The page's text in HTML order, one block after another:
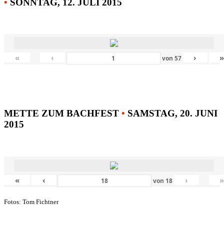
« ‹ von 57 › »
METTE ZUM BACHFEST • SAMSTAG, 20. JUNI
2015
« ‹ von 18 › »
Fotos: Tom Fichtner